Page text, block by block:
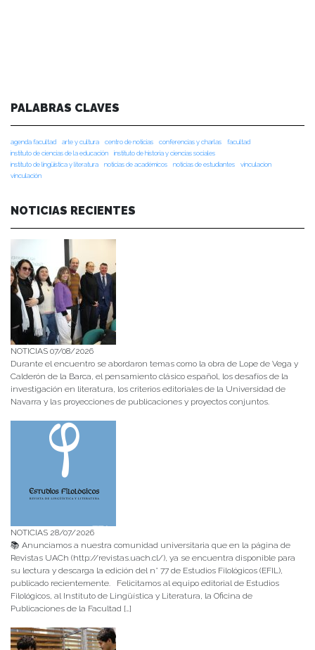
PALABRAS CLAVES
agenda facultad arte y cultura centro de noticias conferencias y charlas
facultad
instituto de ciencias de la educación
instituto de historia y ciencias sociales
instituto de lingüística y literatura
noticias de académicos noticias de estudiantes
vinculacion
vinculación
NOTICIAS RECIENTES
NOTICIAS 07/08/2026
Durante el encuentro se abordaron temas como la obra de Lope de Vega y
Calderón de la Barca, el pensamiento clásico español, los desafíos de la
investigación en literatura, los criterios editoriales de la Universidad de
Navarra y las proyecciones de publicaciones y proyectos conjuntos.
NOTICIAS 28/07/2026
📚 Anunciamos a nuestra comunidad universitaria que en la página de
Revistas UACh (http://revistas.uach.cl/), ya se encuentra disponible para
su lectura y descarga la edición del n° 77 de Estudios Filológicos (EFIL),
publicado recientemente. Felicitamos al equipo editorial de Estudios
Filológicos, al Instituto de Lingüística y Literatura, la Oficina de
Publicaciones de la Facultad […]